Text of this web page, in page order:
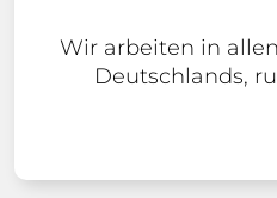
Wir arbeiten in
Deutschlands,